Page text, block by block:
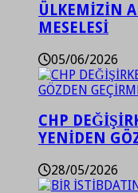
ÜLKEMİZİN
MESELESİ
05/06/2026
CHP
YENİDEN
28/05/2026